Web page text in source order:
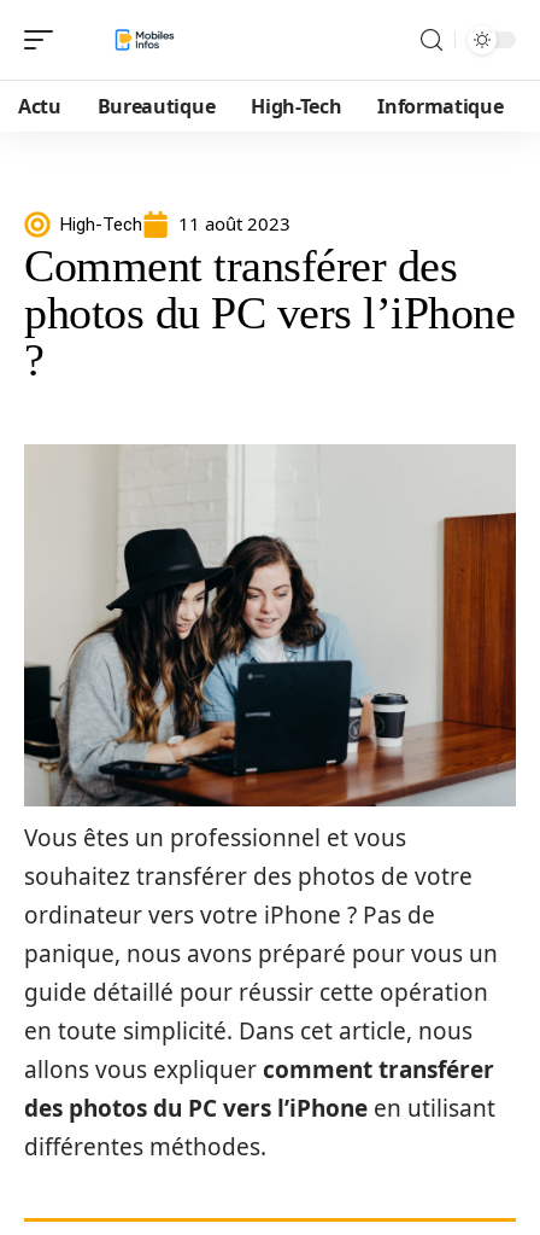
Actu Bureautique High-Tech Informatique
High-Tech 11 août 2023
Comment transférer des
photos du PC vers l’iPhone
?
Vous êtes un professionnel et vous
souhaitez transférer des photos de votre
ordinateur vers votre iPhone ? Pas de
panique, nous avons préparé pour vous un
guide détaillé pour réussir cette opération
en toute simplicité. Dans cet article, nous
allons vous expliquercomment transférer
des photos du PC vers l’iPhone en utilisant
différentes méthodes.